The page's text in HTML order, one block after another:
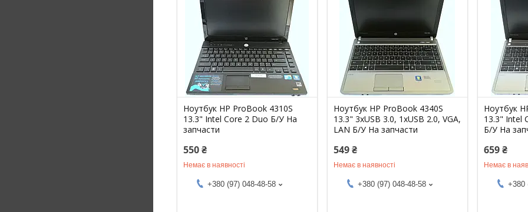
Ноутбук HP ProBook 4310S
13.3" Intel Core 2 Duo Б/У На
запчасти
550 ₴
Немає в наявності
+380 (97) 048-48-58
Ноутбук HP ProBook 4340S
13.3" 3хUSB 3.0, 1хUSB 2.0, VGA,
LAN Б/У На запчасти
549 ₴
Немає в наявності
+380 (97) 048-48-58
Ноутбук
13.3" Intel
Б/У На
659 ₴
Немає в
+380